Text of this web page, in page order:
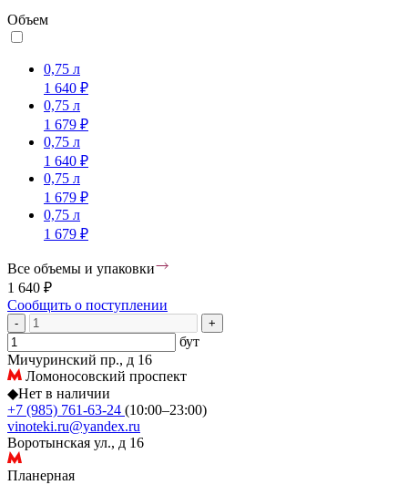
Объем
0,75 л
1 640 ₽
0,75 л
1 679 ₽
0,75 л
1 640 ₽
0,75 л
1 679 ₽
0,75 л
1 679 ₽
Все объемы и упаковки
1 640 ₽
Сообщить о поступлении
- +
бут
Мичуринский пр., д 16
Ломоносовский проспект
◆Нет в наличии
+7 (985) 761-63-24 (10:00–23:00)
vinoteki.ru@yandex.ru
Воротынская ул., д 16
Планерная